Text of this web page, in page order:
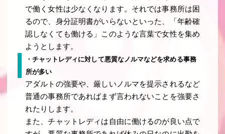
で働く女性は少なくなります。それでは事務所は困
るので、身分証明書がいらないといった、「年齢確
認しなくても働ける」このような言葉で女性を集め
ようとします。
・チャットレディに対して悪質なノルマなどを求める事務
所が多い
アダルトの強要や、厳しいノルマを提示されるなど
普通の事務所であればまず言われないことを強要さ
れたりします。
また、チャットレディは自由に働けるのが良い点で